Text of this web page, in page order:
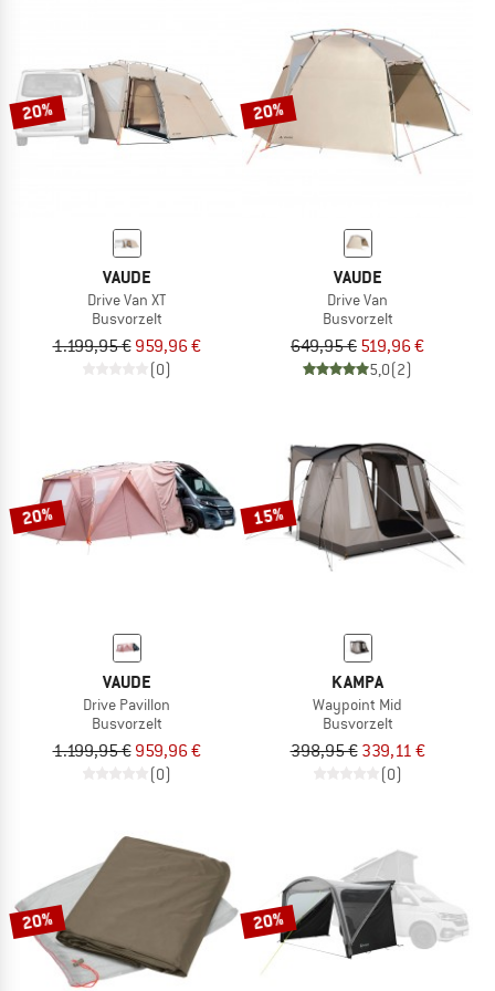
20%
VAUDE
Drive Van XT
Busvorzelt
1.199,95 € 959,96 €
(0)
20%
VAUDE
Drive Van
Busvorzelt
649,95 € 519,96 €
5,0(2)
20%
VAUDE
Drive Pavillon
Busvorzelt
1.199,95 € 959,96 €
(0)
15%
KAMPA
Waypoint Mid
Busvorzelt
398,95 € 339,11 €
(0)
20% 20%